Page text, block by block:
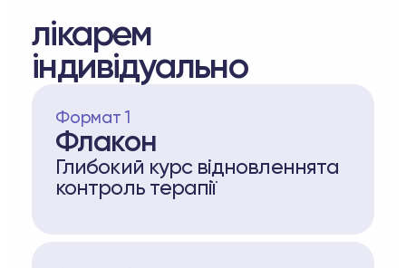
лікарем
індивідуально
Формат 1
Флакон
Глибокий курс відновленнята
контроль терапії